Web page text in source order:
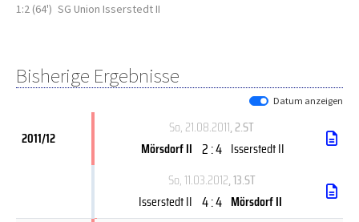
1:2 (64') SG Union Isserstedt II
Bisherige Ergebnisse
Datum anzeigen
2011/12
So, 21.08.2011, 2.ST
Mörsdorf II 2 : 4 Isserstedt II
So, 11.03.2012, 13.ST
Isserstedt II 4 : 4 Mörsdorf II